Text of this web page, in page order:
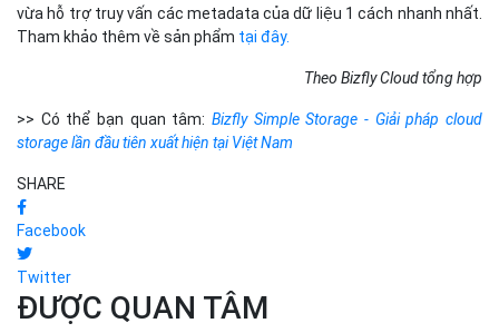
vừa hỗ trợ truy vấn các metadata của dữ liệu 1 cách nhanh nhất.
Tham khảo thêm về sản phẩm tại đây.
Theo Bizfly Cloud tổng hợp
>> Có thể bạn quan tâm: Bizfly Simple Storage - Giải pháp cloud
storage lần đầu tiên xuất hiện tại Việt Nam
SHARE
Facebook
Twitter
ĐƯỢC QUAN TÂM